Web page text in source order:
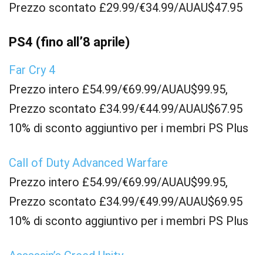
Prezzo scontato £29.99/€34.99/AUAU$47.95
PS4 (fino all’8 aprile)
Far Cry 4
Prezzo intero £54.99/€69.99/AUAU$99.95,
Prezzo scontato £34.99/€44.99/AUAU$67.95
10% di sconto aggiuntivo per i membri PS Plus
Call of Duty Advanced Warfare
Prezzo intero £54.99/€69.99/AUAU$99.95,
Prezzo scontato £34.99/€49.99/AUAU$69.95
10% di sconto aggiuntivo per i membri PS Plus